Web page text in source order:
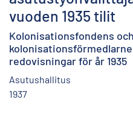
vuoden 1935 tilit
Kolonisationsfondens och
redovisningar för år 1935
Asutushallitus
1937